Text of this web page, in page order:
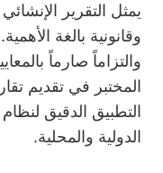
يمثل التقرير
وقانونية بالغة
والتزاماً صارماً
المختبر في تقديم
التطبيق الدقيق لنظام
الدولية والمحلية.